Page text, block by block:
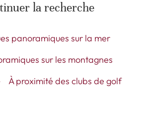
la recherche
panoramiques sur la mer
sur les montagnes
À proximité des clubs de golf